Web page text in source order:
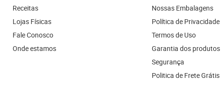
Receitas
Lojas Físicas
Fale Conosco
Onde estamos
Nossas Embalagens
Política de Privacidade
Termos de Uso
Garantia dos produtos
Segurança
Politica de Frete Grátis